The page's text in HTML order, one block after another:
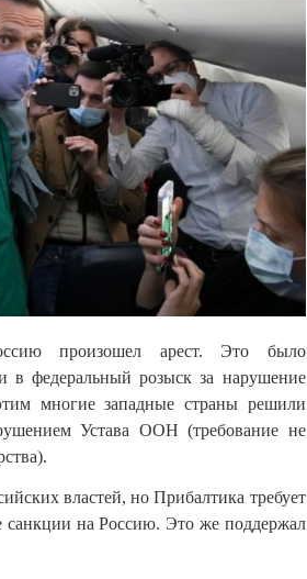
произошел арест. Это было
в федеральный розыск за нарушение
многие западные страны решили
Устава ООН (требование не
властей, но Прибалтика требует
санкции на Россию. Это же поддержал